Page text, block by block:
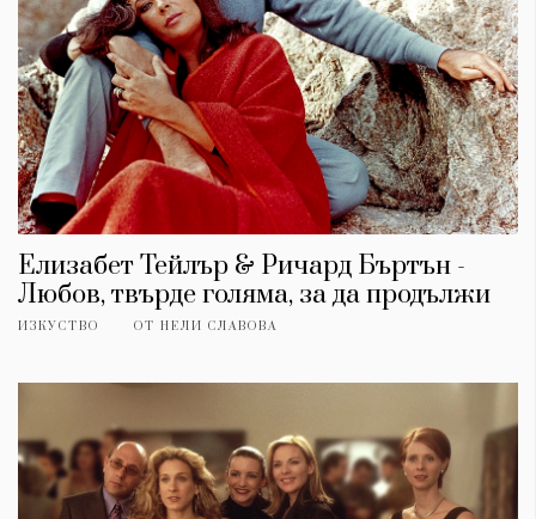
Елизабет Тейлър & Ричард Бъртън -
Любов, твърде голяма, за да продължи
ИЗКУСТВО ОТ НЕЛИ СЛАВОВА
Мода
Dialogue
Изкуство
За нас
Реклама
Политика за